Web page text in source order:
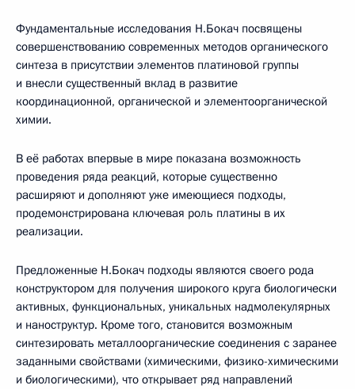
Фундаментальные исследования Н.Бокач посвящены
совершенствованию современных методов органического
синтеза в присутствии элементов платиновой группы
и внесли существенный вклад в развитие
координационной, органической и элементоорганической
химии.
В её работах впервые в мире показана возможность
проведения ряда реакций, которые существенно
расширяют и дополняют уже имеющиеся подходы,
продемонстрирована ключевая роль платины в их
реализации.
Предложенные Н.Бокач подходы являются своего рода
конструктором для получения широкого круга биологически
активных, функциональных, уникальных надмолекулярных
и наноструктур. Кроме того, становится возможным
синтезировать металлоорганические соединения с заранее
заданными свойствами (химическими, физико-химическими
и биологическими), что открывает ряд направлений